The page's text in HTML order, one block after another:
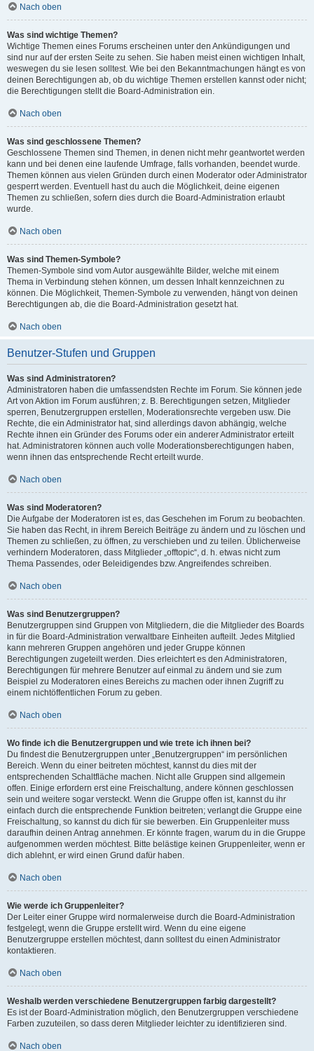
Nach oben
Was sind wichtige Themen?
Wichtige Themen eines Forums erscheinen unter den Ankündigungen und
sind nur auf der ersten Seite zu sehen. Sie haben meist einen wichtigen Inhalt,
weswegen du sie lesen solltest. Wie bei den Bekanntmachungen hängt es von
deinen Berechtigungen ab, ob du wichtige Themen erstellen kannst oder nicht;
die Berechtigungen stellt die Board-Administration ein.
Nach oben
Was sind geschlossene Themen?
Geschlossene Themen sind Themen, in denen nicht mehr geantwortet werden
kann und bei denen eine laufende Umfrage, falls vorhanden, beendet wurde.
Themen können aus vielen Gründen durch einen Moderator oder Administrator
gesperrt werden. Eventuell hast du auch die Möglichkeit, deine eigenen
Themen zu schließen, sofern dies durch die Board-Administration erlaubt
wurde.
Nach oben
Was sind Themen-Symbole?
Themen-Symbole sind vom Autor ausgewählte Bilder, welche mit einem
Thema in Verbindung stehen können, um dessen Inhalt kennzeichnen zu
können. Die Möglichkeit, Themen-Symbole zu verwenden, hängt von deinen
Berechtigungen ab, die die Board-Administration gesetzt hat.
Nach oben
Benutzer-Stufen und Gruppen
Was sind Administratoren?
Administratoren haben die umfassendsten Rechte im Forum. Sie können jede
Art von Aktion im Forum ausführen; z. B. Berechtigungen setzen, Mitglieder
sperren, Benutzergruppen erstellen, Moderationsrechte vergeben usw. Die
Rechte, die ein Administrator hat, sind allerdings davon abhängig, welche
Rechte ihnen ein Gründer des Forums oder ein anderer Administrator erteilt
hat. Administratoren können auch volle Moderationsberechtigungen haben,
wenn ihnen das entsprechende Recht erteilt wurde.
Nach oben
Was sind Moderatoren?
Die Aufgabe der Moderatoren ist es, das Geschehen im Forum zu beobachten.
Sie haben das Recht, in ihrem Bereich Beiträge zu ändern und zu löschen und
Themen zu schließen, zu öffnen, zu verschieben und zu teilen. Üblicherweise
verhindern Moderatoren, dass Mitglieder „offtopic“, d. h. etwas nicht zum
Thema Passendes, oder Beleidigendes bzw. Angreifendes schreiben.
Nach oben
Was sind Benutzergruppen?
Benutzergruppen sind Gruppen von Mitgliedern, die die Mitglieder des Boards
in für die Board-Administration verwaltbare Einheiten aufteilt. Jedes Mitglied
kann mehreren Gruppen angehören und jeder Gruppe können
Berechtigungen zugeteilt werden. Dies erleichtert es den Administratoren,
Berechtigungen für mehrere Benutzer auf einmal zu ändern und sie zum
Beispiel zu Moderatoren eines Bereichs zu machen oder ihnen Zugriff zu
einem nichtöffentlichen Forum zu geben.
Nach oben
Wo finde ich die Benutzergruppen und wie trete ich ihnen bei?
Du findest die Benutzergruppen unter „Benutzergruppen“ im persönlichen
Bereich. Wenn du einer beitreten möchtest, kannst du dies mit der
entsprechenden Schaltfläche machen. Nicht alle Gruppen sind allgemein
offen. Einige erfordern erst eine Freischaltung, andere können geschlossen
sein und weitere sogar versteckt. Wenn die Gruppe offen ist, kannst du ihr
einfach durch die entsprechende Funktion beitreten; verlangt die Gruppe eine
Freischaltung, so kannst du dich für sie bewerben. Ein Gruppenleiter muss
daraufhin deinen Antrag annehmen. Er könnte fragen, warum du in die Gruppe
aufgenommen werden möchtest. Bitte belästige keinen Gruppenleiter, wenn er
dich ablehnt, er wird einen Grund dafür haben.
Nach oben
Wie werde ich Gruppenleiter?
Der Leiter einer Gruppe wird normalerweise durch die Board-Administration
festgelegt, wenn die Gruppe erstellt wird. Wenn du eine eigene
Benutzergruppe erstellen möchtest, dann solltest du einen Administrator
kontaktieren.
Nach oben
Weshalb werden verschiedene Benutzergruppen farbig dargestellt?
Es ist der Board-Administration möglich, den Benutzergruppen verschiedene
Farben zuzuteilen, so dass deren Mitglieder leichter zu identifizieren sind.
Nach oben